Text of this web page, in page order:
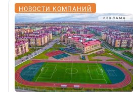
НОВОСТИ КОМПАНИЙ